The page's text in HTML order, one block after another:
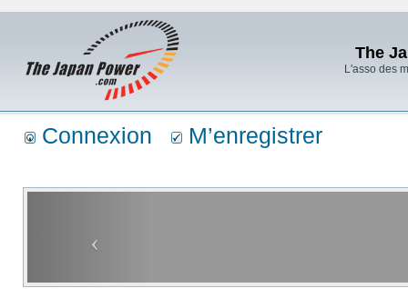
The
L'asso des
Connexion M’enregistrer